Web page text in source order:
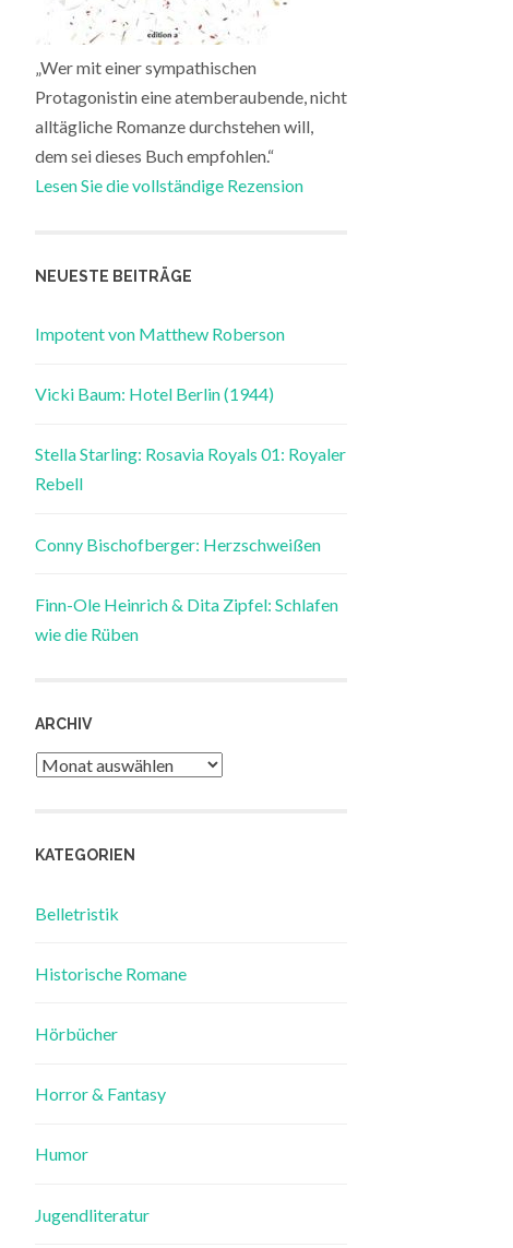
„Wer mit einer sympathischen
Protagonistin eine atemberaubende, nicht
alltägliche Romanze durchstehen will,
dem sei dieses Buch empfohlen.“
Lesen Sie die vollständige Rezension
NEUESTE BEITRÄGE
Impotent von Matthew Roberson
Vicki Baum: Hotel Berlin (1944)
Stella Starling: Rosavia Royals 01: Royaler
Rebell
Conny Bischofberger: Herzschweißen
Finn-Ole Heinrich & Dita Zipfel: Schlafen
wie die Rüben
ARCHIV
Archiv
KATEGORIEN
Belletristik
Historische Romane
Hörbücher
Horror & Fantasy
Humor
Jugendliteratur